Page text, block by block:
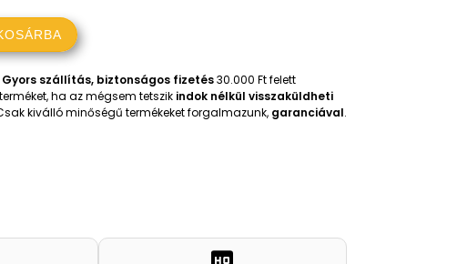
Gyors szállítás, biztonságos fizetés30.000 Ft felett
ha az mégsem tetszik indok nélkül visszaküldheti
kiválló minőségű termékeket forgalmazunk, garanciával.